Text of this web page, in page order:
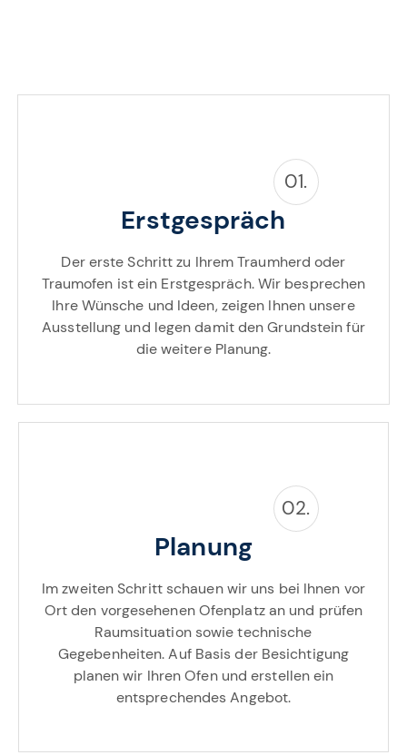
01.
Erstgespräch
Der erste Schritt zu Ihrem Traumherd oder
Traumofen ist ein Erstgespräch. Wir besprechen
Ihre Wünsche und Ideen, zeigen Ihnen unsere
Ausstellung und legen damit den Grundstein für
die weitere Planung.
Planung
Im zweiten Schritt schauen wir uns bei Ihnen vor
Ort den vorgesehenen Ofenplatz an und prüfen
Raumsituation sowie technische
Gegebenheiten. Auf Basis der Besichtigung
planen wir Ihren Ofen und erstellen ein
entsprechendes Angebot.
02.